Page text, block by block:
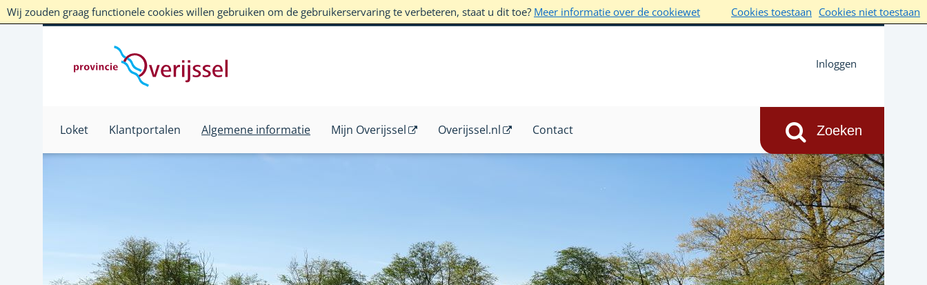
Wij zouden graag functionele cookies willen gebruiken om de gebruikerservaring te verbeteren, staat u dit toe? Meer informatie over de cookiewet Cookies toestaan Cookies niet toestaan
Inloggen
Loket Klantportalen Algemene informatie Mijn Overijssel Overijssel.nl Contact